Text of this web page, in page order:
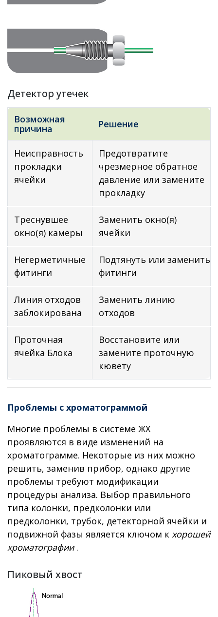
Детектор утечек
Возможная
причина
Решение
Неисправность
прокладки
ячейки
Предотвратите
чрезмерное обратное
давление или замените
прокладку
Треснувшее
окно(я) камеры
Заменить окно(я)
ячейки
Негерметичные
фитинги
Подтянуть или заменить
фитинги
Линия отходов
заблокирована
Заменить линию
отходов
Проточная
ячейка Блока
Восстановите или
замените проточную
кювету
Проблемы с хроматограммой
Многие проблемы в системе ЖХ
проявляются в виде изменений на
хроматограмме. Некоторые из них можно
решить, заменив прибор, однако другие
проблемы требуют модификации
процедуры анализа. Выбор правильного
типа колонки, предколонки или
предколонки, трубок, детекторной ячейки и
подвижной фазы является ключом к хорошей
хроматографии.
Пиковый хвост